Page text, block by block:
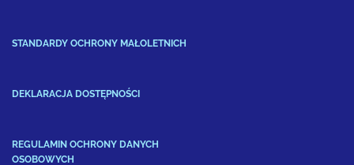
STANDARDY OCHRONY MAŁOLETNICH
DEKLARACJA DOSTĘPNOŚCI
REGULAMIN OCHRONY DANYCH
OSOBOWYCH